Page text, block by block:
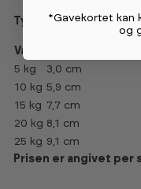
Tykkelse pr.
Vægt
5 kg
3,0 cm
10 kg 5,9 cm
15 kg 7,7 cm
20 kg 8,1 cm
25 kg 9,1 cm
Prisen er angivet per
*Gavekortet kan
og